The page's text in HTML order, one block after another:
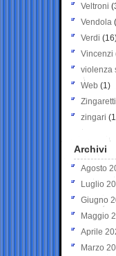
Veltroni
Vendola
Verdi
Vincenzi
violenza
Web (1)
Zingaretti
zingari
Archivi
Agosto
Luglio
Giugno
Maggio
Aprile
Marzo